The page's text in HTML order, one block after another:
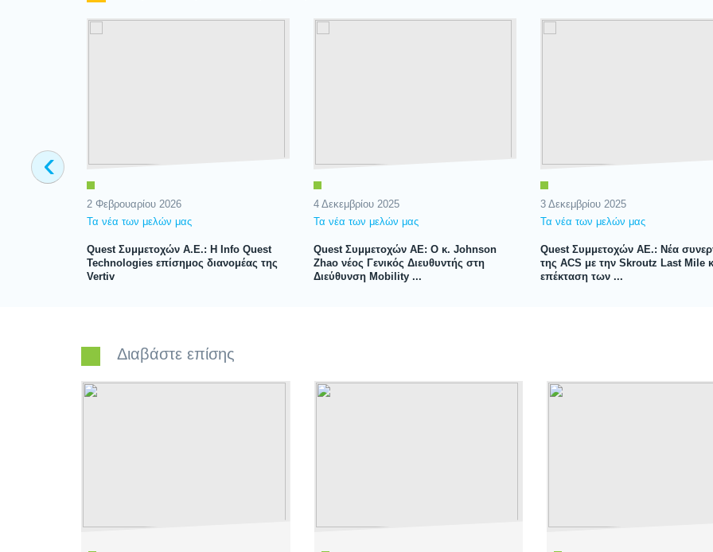
‹
2 Φεβρουαρίου 2026
Τα νέα των μελών μας
Quest Συμμετοχών Α.Ε.: Η Info Quest
Technologies επίσημος διανομέας της
Vertiv
4 Δεκεμβρίου 2025
Τα νέα των μελών μας
Quest Συμμετοχών ΑΕ: O κ. Johnson
Zhao νέος Γενικός Διευθυντής στη
Διεύθυνση Mobility ...
3 Δεκεμβρίου 2025
Τα νέα των μελών μας
Quest Συμμετοχών ΑΕ.: Νέα
της ACS με την Skroutz Last Mile
επέκταση των ...
Διαβάστε επίσης